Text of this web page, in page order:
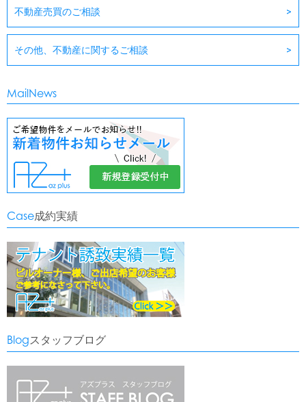
不動産売買のご相談
その他、不動産に関するご相談
MailNews
Case成約実績
Blogスタッフブログ